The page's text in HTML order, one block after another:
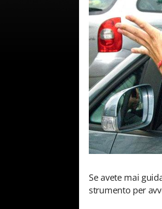
Se avete mai
strumento per